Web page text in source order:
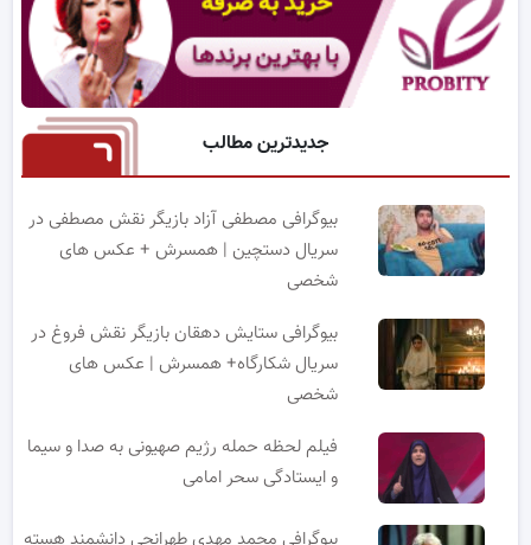
جدیدترین مطالب
بیوگرافی مصطفی آزاد بازیگر نقش مصطفی در
سریال دستچین | همسرش + عکس های
شخصی
بیوگرافی ستایش دهقان بازیگر نقش فروغ در
سریال شکارگاه+ همسرش | عکس های
شخصی
فیلم لحظه حمله رژیم صهیونی به صدا و سیما
و ایستادگی سحر امامی